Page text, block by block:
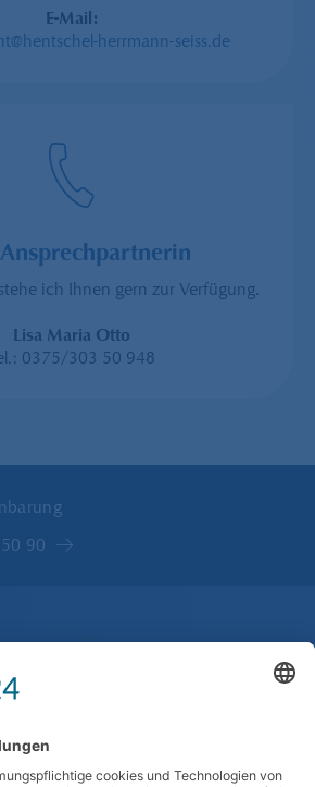
E-Mail:
herrmann-seiss.de
ich Ihnen gern zur Verfügung.
Lisa Maria Otto
0375/303 50 948
90
14:00 bis 18:00